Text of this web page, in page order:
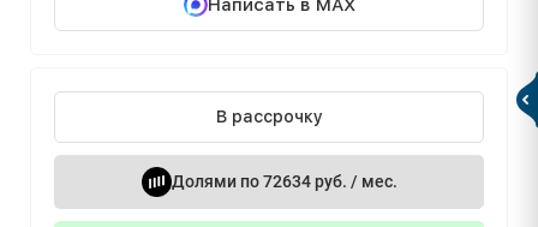
Написать в MAX
В рассрочку
Долями по 72634 руб. / мес.